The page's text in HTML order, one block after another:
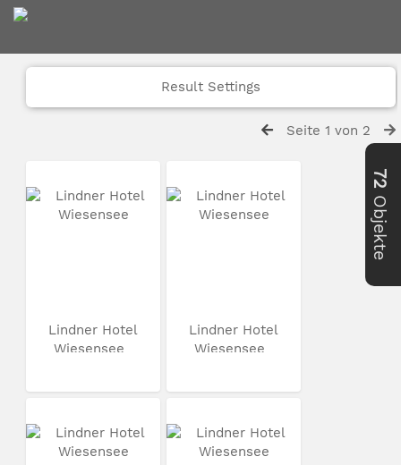
Result Settings
Seite 1 von 2
Lindner Hotel
Wiesensee
Lindner Hotel
Wiesensee
72
Objekte